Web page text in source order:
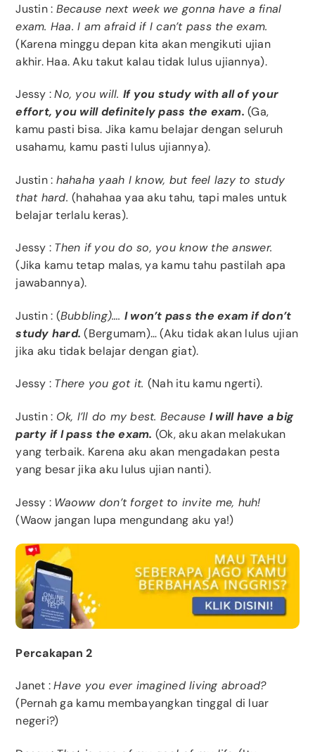
Justin : Because next week we gonna have a final
exam. Haa. I am afraid if I can’t pass the exam.
(Karena minggu depan kita akan mengikuti ujian
akhir. Haa. Aku takut kalau tidak lulus ujiannya).
Jessy :No, you will. If you study with all of your
effort, you will definitely pass the exam. (Ga,
kamu pasti bisa. Jika kamu belajar dengan seluruh
usahamu, kamu pasti lulus ujiannya).
Justin : hahaha yaah I know, but feel lazy to study
that hard.(hahahaa yaa aku tahu, tapi males untuk
belajar terlalu keras).
Jessy : Then if you do so, you know the answer.
(Jika kamu tetap malas, ya kamu tahu pastilah apa
jawabannya).
Justin : (Bubbling)…. I won’t pass the exam if don’t
study hard. (Bergumam)… (Aku tidak akan lulus ujian
jika aku tidak belajar dengan giat).
Jessy : There you got it. (Nah itu kamu ngerti).
Justin : Ok, I’ll do my best. Because I will have a big
party if I pass the exam. (Ok, aku akan melakukan
yang terbaik. Karena aku akan mengadakan pesta
yang besar jika aku lulus ujian nanti).
Jessy : Waoww don’t forget to invite me, huh!
(Waow jangan lupa mengundang aku ya!)
Percakapan 2
Janet :Have you ever imagined living abroad?
(Pernah ga kamu membayangkan tinggal di luar
negeri?)